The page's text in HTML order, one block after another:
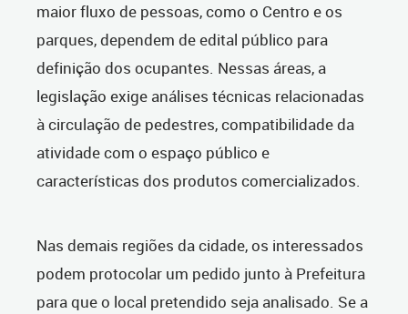
maior fluxo de pessoas, como o Centro e os
parques, dependem de edital público para
definição dos ocupantes. Nessas áreas, a
legislação exige análises técnicas relacionadas
à circulação de pedestres, compatibilidade da
atividade com o espaço público e
características dos produtos comercializados.
Nas demais regiões da cidade, os interessados
podem protocolar um pedido junto à Prefeitura
para que o local pretendido seja analisado. Se a